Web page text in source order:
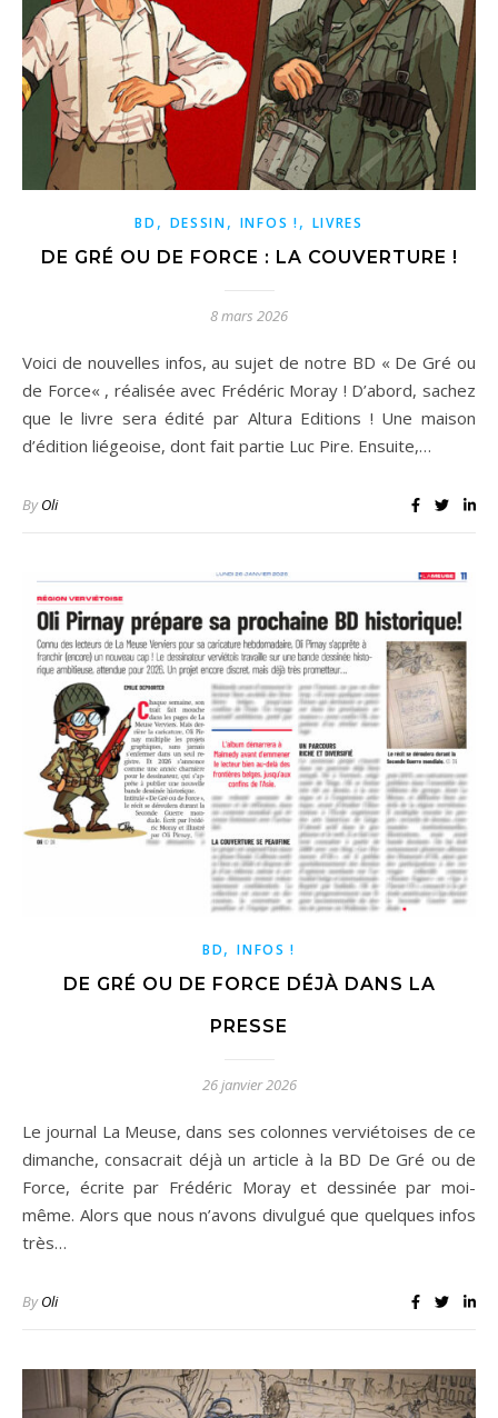
BD , DESSIN, INFOS !, LIVRES
DE GRÉ OU DE FORCE : LA COUVERTURE !
8 mars 2026
Voici de nouvelles infos, au sujet de notre BD « De Gré ou
de Force« , réalisée avec Frédéric Moray ! D’abord, sachez
que le livre sera édité par Altura Editions ! Une maison
d’édition liégeoise, dont fait partie Luc Pire. Ensuite,…
ByOli
BD,INFOS !
DE GRÉ OU DE FORCE DÉJÀ DANS LA
PRESSE
26 janvier 2026
Le journal La Meuse, dans ses colonnes verviétoises de ce
dimanche, consacrait déjà un article à la BD De Gré ou de
Force, écrite par Frédéric Moray et dessinée par moi-
même. Alors que nous n’avons divulgué que quelques infos
très…
ByOli